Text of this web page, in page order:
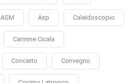
ASM Asp Caleidoscopio
Carmine Cicala
Concerto Convegno